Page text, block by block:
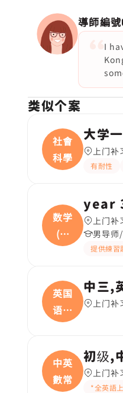
導師編號
I
类似个案
社會
科學
大学
上门补
有耐性
数学
(奧
數
year
上门补
男导师
提供練習
英国
语文
(
中三,
上门补
中英
數常
初级,
上门补
*全英語